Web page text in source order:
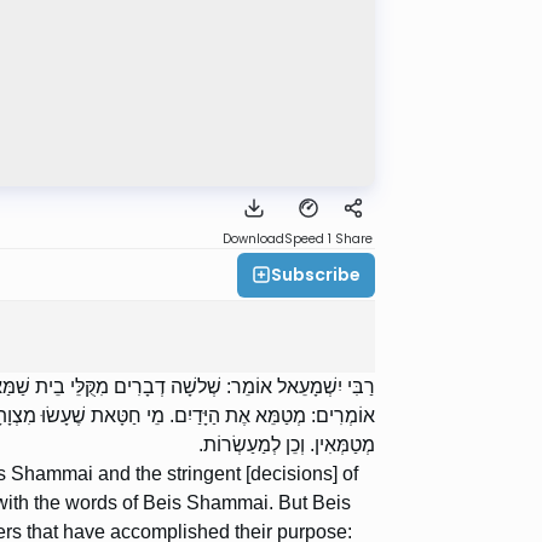
DownloadSpeed 1 Share
Subscribe
רַבִּי יִשְׁמָעֵאל אוֹמֵר: שְׁלשָׁה דְבָרִים מִקֻּלֵּי בֵית
אוֹמְרִים: מְטַמֵּא אֶת הַיָּדַיִם. מֵי חַטָּאת שֶׁעָשׂוּ
מְטַמְּאִין. וְכֵן לְמַעַשְׂרוֹת.
and the stringent [decisions] of
the words of Beis Shammai. But Beis
that have accomplished their purpose: